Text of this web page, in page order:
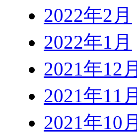
2022年2月
2022年1月
2021年12月
2021年11月
2021年10月